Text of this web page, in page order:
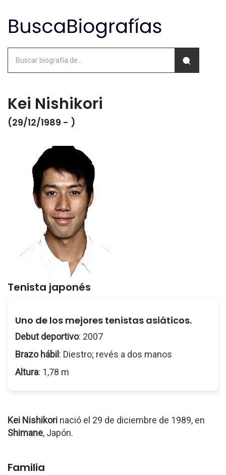
Kei Nishikori
(29/12/1989 - )
Tenista japonés
Uno de los mejores tenistas asiáticos.
Debut deportivo: 2007
Brazo hábil: Diestro; revés a dos manos
Altura: 1,78 m
Kei Nishikori nació el 29 de diciembre de 1989, en
Shimane, Japón.
Familia